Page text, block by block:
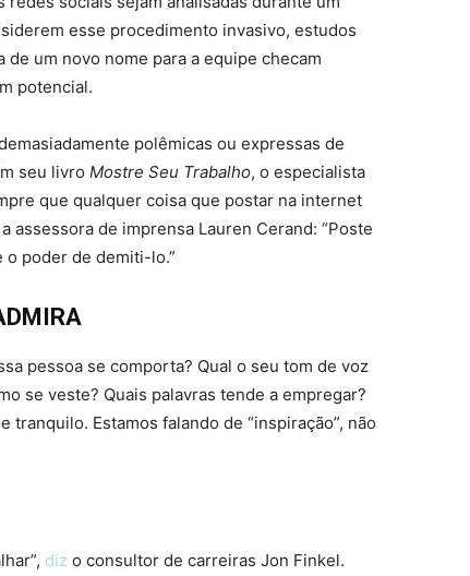
esse procedimento invasivo, estudos
um novo nome para a equipe checam
potencial.
polêmicas ou expressas de
seu livro Mostre Seu Trabalho, o especialista
que qualquer coisa que postar na internet
assessora de imprensa Lauren Cerand: “Poste
poder de demiti-lo.”
pessoa se comporta? Qual o seu tom de voz
se veste? Quais palavras tende a empregar?
tranquilo. Estamos falando de “inspiração”, não
diz o consultor de carreiras Jon Finkel.